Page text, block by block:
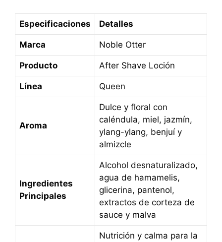
Especificaciones Detalles
Marca Noble Otter
Producto After Shave Loción
Línea Queen
Aroma
Dulce y floral con
caléndula, miel, jazmín,
ylang-ylang, benjuí y
almizcle
Ingredientes
Principales
Alcohol desnaturalizado,
agua de hamamelis,
glicerina, pantenol,
extractos de corteza de
sauce y malva
Nutrición y calma para la